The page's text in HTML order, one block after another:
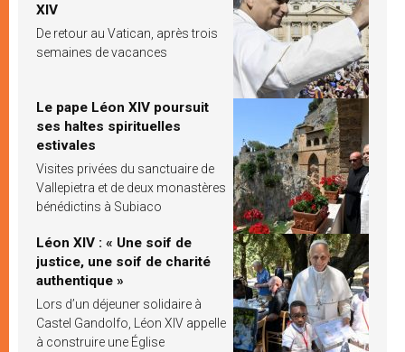
XIV
De retour au Vatican, après trois
semaines de vacances
Le pape Léon XIV poursuit
ses haltes spirituelles
estivales
Visites privées du sanctuaire de
Vallepietra et de deux monastères
bénédictins à Subiaco
Léon XIV : « Une soif de
justice, une soif de charité
authentique »
Lors d’un déjeuner solidaire à
Castel Gandolfo, Léon XIV appelle
à construire une Église